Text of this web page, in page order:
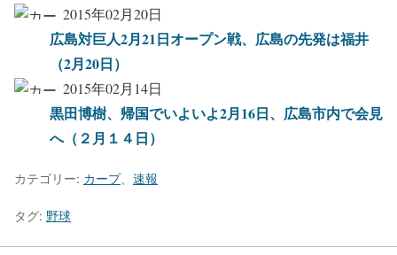
2015年02月20日
広島対巨人2月21日オープン戦、広島の先発は福井
（2月20日）
2015年02月14日
黒田博樹、帰国でいよいよ2月16日、広島市内で会見
へ（２月１４日）
カテゴリー: カープ、 速報
タグ: 野球